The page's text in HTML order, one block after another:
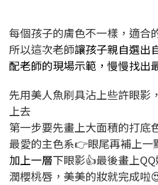
每個孩子的膚色不一樣，適合
所以這次老師讓孩子親自選出
配老師的現場示範，慢慢找出
先用美人魚刷具沾上些許眼影
上去
第一步要先畫上大面積的打底
最愛的主色系👉眼尾再補上
加上一層下眼影👍最後畫上
潤櫻桃唇，美美的妝就完成啦